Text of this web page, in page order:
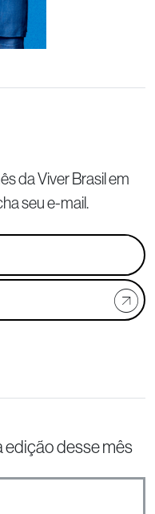
da Viver Brasil em
seu e-mail.
edição desse mês